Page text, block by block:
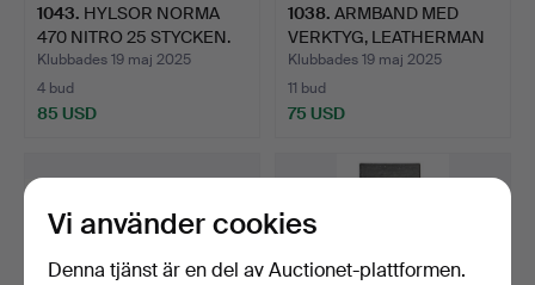
1043. HYLSOR NORMA
470 NITRO 25 STYCKEN.
Klubbades 19 maj 2025
4 bud
85 USD
1038. ARMBAND MED
VERKTYG, LEATHERMAN
THREAD.
Klubbades 19 maj 2025
11 bud
75 USD
Vi använder cookies
Denna tjänst är en del av Auctionet-plattformen.